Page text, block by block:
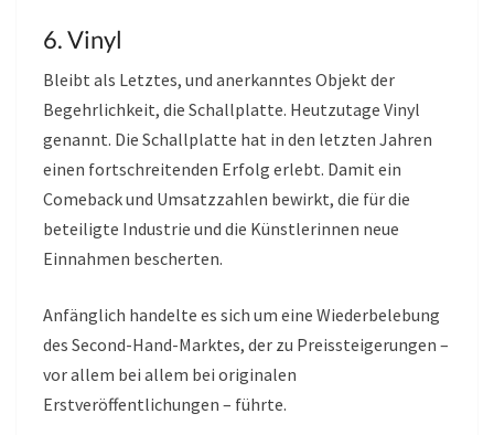
6. Vinyl
Bleibt als Letztes, und anerkanntes Objekt der
Begehrlichkeit, die Schallplatte. Heutzutage Vinyl
genannt. Die Schallplatte hat in den letzten Jahren
einen fortschreitenden Erfolg erlebt. Damit ein
Comeback und Umsatzzahlen bewirkt, die für die
beteiligte Industrie und die Künstlerinnen neue
Einnahmen bescherten.
Anfänglich handelte es sich um eine Wiederbelebung
des Second-Hand-Marktes, der zu Preissteigerungen –
vor allem bei allem bei originalen
Erstveröffentlichungen – führte.